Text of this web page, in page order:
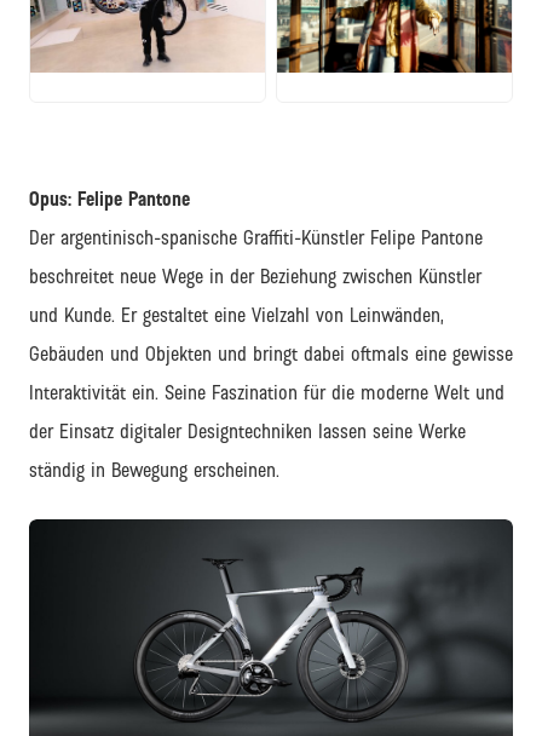
JPG PNG
Opus: Felipe Pantone
Der argentinisch-spanische Graffiti-Künstler Felipe Pantone
beschreitet neue Wege in der Beziehung zwischen Künstler
und Kunde. Er gestaltet eine Vielzahl von Leinwänden,
Gebäuden und Objekten und bringt dabei oftmals eine gewisse
Interaktivität ein. Seine Faszination für die moderne Welt und
der Einsatz digitaler Designtechniken lassen seine Werke
ständig in Bewegung erscheinen.